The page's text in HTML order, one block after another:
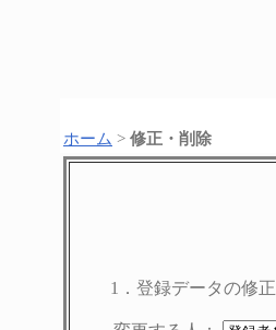
ホーム > 修正・削除
1．登録データの修正